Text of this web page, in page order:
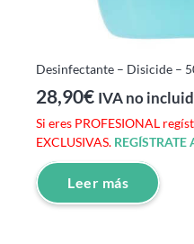
Desinfectante – Disicide –
28,90€ IVA no
Si eres PROFESIONAL
EXCLUSIVAS. REGÍSTRATE
Leer más